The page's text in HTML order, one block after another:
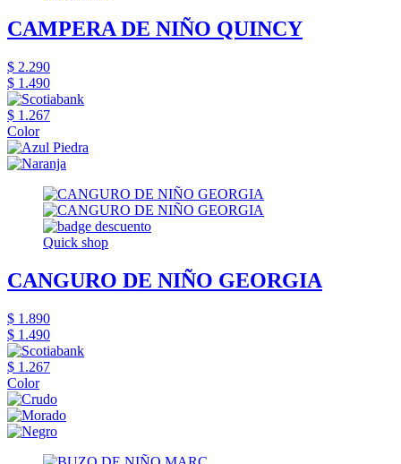
CAMPERA DE NIÑO QUINCY
$ 2.290
$ 1.490
$ 1.267
Color
Quick shop
CANGURO DE NIÑO GEORGIA
$ 1.890
$ 1.490
$ 1.267
Color